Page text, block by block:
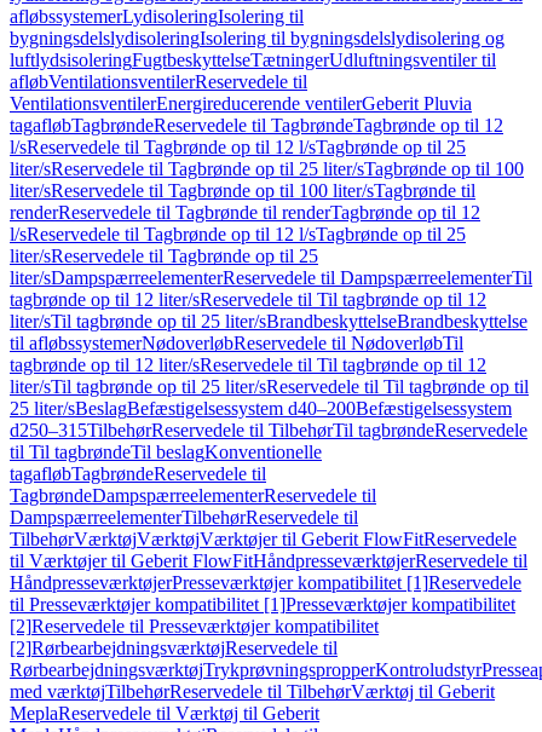
afløbssystemerLydisoleringIsolering til
bygningsdelslydisoleringIsolering til bygningsdelslydisolering og
luftlydsisoleringFugtbeskyttelseTætningerUdluftningsventiler til
afløbVentilationsventilerReservedele til
VentilationsventilerEnergireducerende ventilerGeberit Pluvia
tagafløbTagbrøndeReservedele til TagbrøndeTagbrønde op til 12
l/sReservedele til Tagbrønde op til 12 l/sTagbrønde op til 25
liter/sReservedele til Tagbrønde op til 25 liter/sTagbrønde op til 100
liter/sReservedele til Tagbrønde op til 100 liter/sTagbrønde til
renderReservedele til Tagbrønde til renderTagbrønde op til 12
l/sReservedele til Tagbrønde op til 12 l/sTagbrønde op til 25
liter/sReservedele til Tagbrønde op til 25
liter/sDampspærreelementerReservedele til DampspærreelementerTil
tagbrønde op til 12 liter/sReservedele til Til tagbrønde op til 12
liter/sTil tagbrønde op til 25 liter/sBrandbeskyttelseBrandbeskyttelse
til afløbssystemerNødoverløbReservedele til NødoverløbTil
tagbrønde op til 12 liter/sReservedele til Til tagbrønde op til 12
liter/sTil tagbrønde op til 25 liter/sReservedele til Til tagbrønde op til
25 liter/sBeslagBefæstigelsessystem d40–200Befæstigelsessystem
d250–315TilbehørReservedele til TilbehørTil tagbrøndeReservedele
til Til tagbrøndeTil beslagKonventionelle
tagafløbTagbrøndeReservedele til
TagbrøndeDampspærreelementerReservedele til
DampspærreelementerTilbehørReservedele til
TilbehørVærktøjVærktøjVærktøjer til Geberit FlowFitReservedele
til Værktøjer til Geberit FlowFitHåndpresseværktøjerReservedele til
HåndpresseværktøjerPresseværktøjer kompatibilitet [1]Reservedele
til Presseværktøjer kompatibilitet [1]Presseværktøjer kompatibilitet
[2]Reservedele til Presseværktøjer kompatibilitet
[2]RørbearbejdningsværktøjReservedele til
RørbearbejdningsværktøjTrykprøvningspropperKontroludstyr
med værktøjTilbehørReservedele til TilbehørVærktøj til Geberit
MeplaReservedele til Værktøj til Geberit